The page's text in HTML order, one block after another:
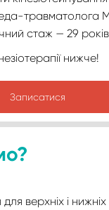
травматолога
стаж — 29
нижче!
Записатися
для верхніх і